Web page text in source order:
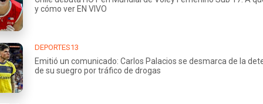
y cómo ver EN VIVO
DEPORTES13
Emitió un comunicado: Carlos Palacios se desmarca de la
de su suegro por tráfico de drogas